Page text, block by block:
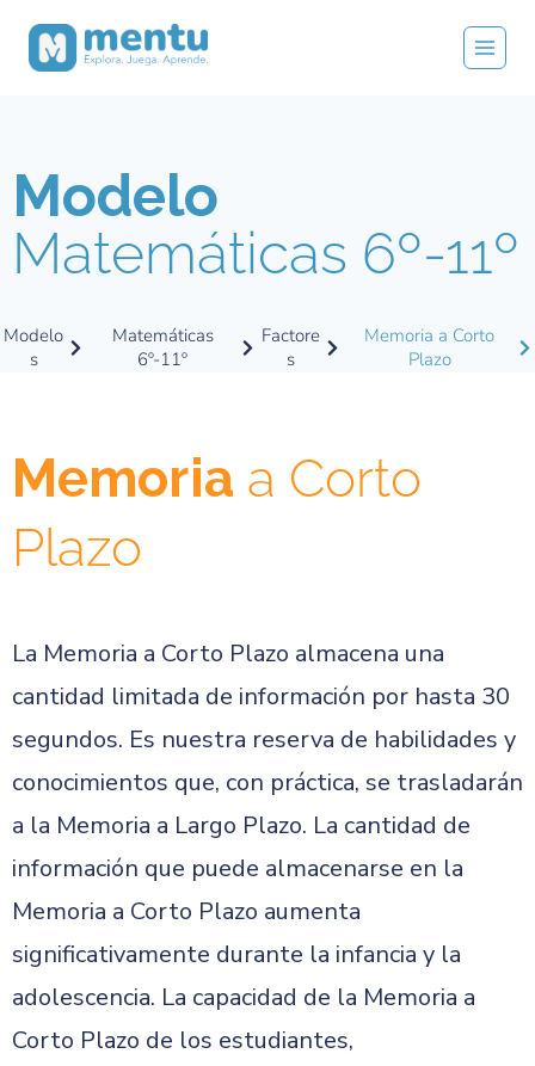
Modelo
Matemáticas 6º-11º
Modelo
s
Matemáticas
6º-11º
Factore
s
Memoria a Corto
Plazo
Memoria a Corto
Plazo
La Memoria a Corto Plazo almacena una
cantidad limitada de información por hasta 30
segundos. Es nuestra reserva de habilidades y
conocimientos que, con práctica, se trasladarán
a la Memoria a Largo Plazo. La cantidad de
información que puede almacenarse en la
Memoria a Corto Plazo aumenta
significativamente durante la infancia y la
adolescencia. La capacidad de la Memoria a
Corto Plazo de los estudiantes,